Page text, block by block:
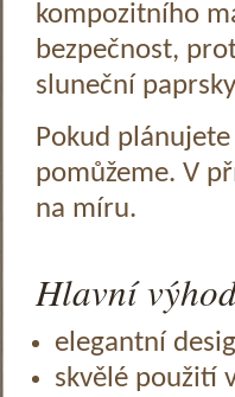
kompozitního
bezpečnost,
sluneční
Pokud
pomůžeme. V
na míru.
Hlavní
elegantní
skvělé použití